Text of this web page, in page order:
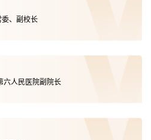
、副校长
六人民医院副院长